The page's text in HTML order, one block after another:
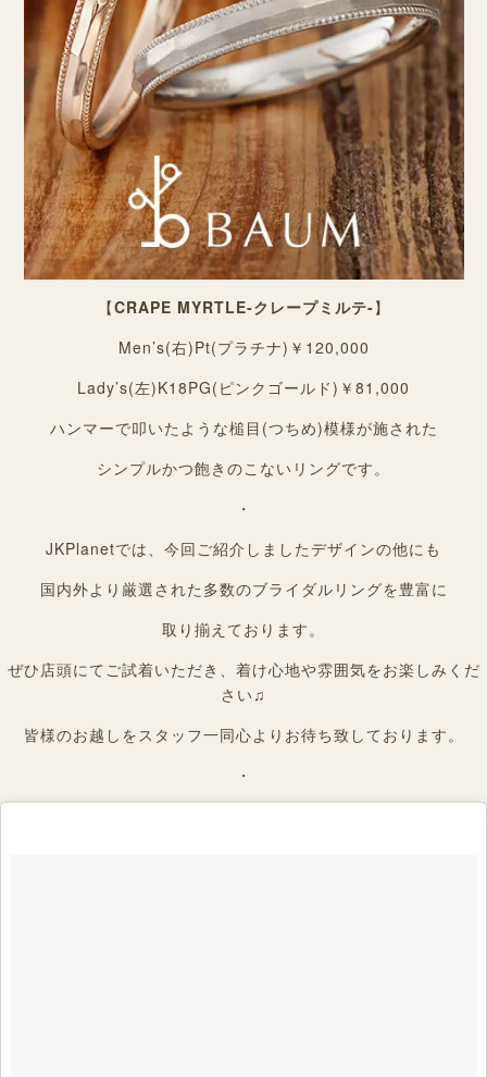
【CRAPE MYRTLE-クレープミルテ-】
Men’s(右)Pt(プラチナ)￥120,000
Lady’s(左)K18PG(ピンクゴールド)￥81,000
ハンマーで叩いたような槌目(つちめ)模様が施された
シンプルかつ飽きのこないリングです。
・
JKPlanetでは、今回ご紹介しましたデザインの他にも
国内外より厳選された多数のブライダルリングを豊富に
取り揃えております。
ぜひ店頭にてご試着いただき、着け心地や雰囲気をお楽しみくだ
さい♫
皆様のお越しをスタッフ一同心よりお待ち致しております。
・